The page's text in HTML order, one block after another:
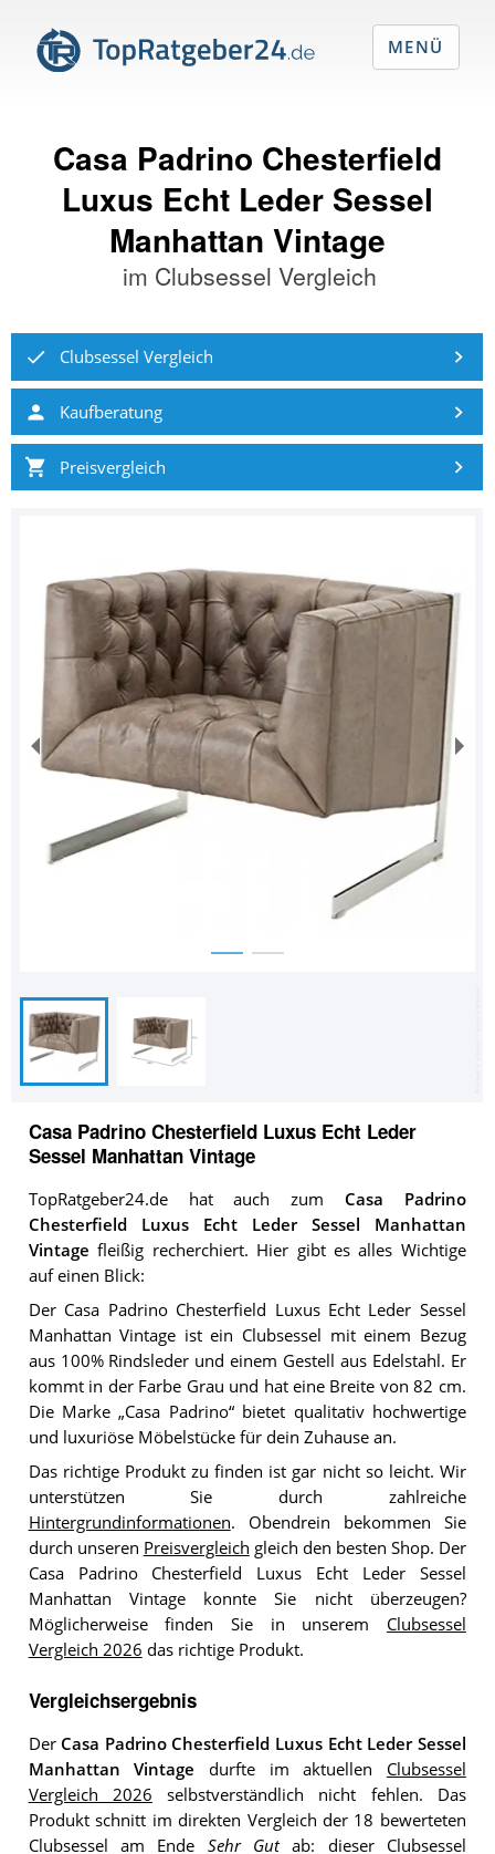
Casa Padrino Chesterfield
Luxus Echt Leder Sessel
Manhattan Vintage
im Clubsessel Vergleich
Clubsessel Vergleich
Kaufberatung
Preisvergleich
Casa Padrino Chesterfield Luxus Echt Leder
Sessel Manhattan Vintage
TopRatgeber24.de hat auch zum Casa Padrino
Chesterfield Luxus Echt Leder Sessel Manhattan
Vintage fleißig recherchiert. Hier gibt es alles Wichtige
auf einen Blick:
Der Casa Padrino Chesterfield Luxus Echt Leder Sessel
Manhattan Vintage ist ein Clubsessel mit einem Bezug
aus 100% Rindsleder und einem Gestell aus Edelstahl. Er
kommt in der Farbe Grau und hat eine Breite von 82 cm.
Die Marke „Casa Padrino“ bietet qualitativ hochwertige
und luxuriöse Möbelstücke für dein Zuhause an.
Das richtige Produkt zu finden ist gar nicht so leicht. Wir
unterstützen Sie durch zahlreiche
Hintergrundinformationen. Obendrein bekommen Sie
durch unseren Preisvergleich gleich den besten Shop. Der
Casa Padrino Chesterfield Luxus Echt Leder Sessel
Manhattan Vintage konnte Sie nicht überzeugen?
Möglicherweise finden Sie in unserem Clubsessel
Vergleich 2026 das richtige Produkt.
Vergleichsergebnis
Der Casa Padrino Chesterfield Luxus Echt Leder Sessel
Manhattan Vintage durfte im aktuellen Clubsessel
Vergleich 2026 selbstverständlich nicht fehlen. Das
Produkt schnitt im direkten Vergleich der 18 bewerteten
Clubsessel am Ende Sehr Gutab: dieser Clubsessel
MENÜ